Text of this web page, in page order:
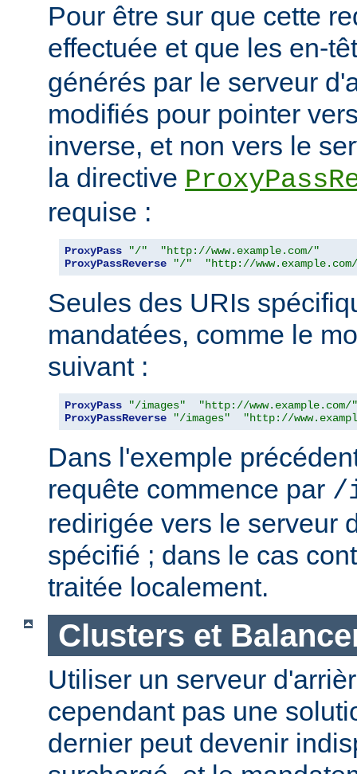
Pour être sur que cette
effectuée et que les en-
générés par le serveur
modifiés pour pointer
inverse, et non vers le
la directive
requise :
ProxyPass "/"
"http://www.example.com/"
ProxyPassReverse
"/" "http://
Seules des URIs
mandatées, comme le
suivant :
ProxyPass "/images"
"http://www.example.com/"
ProxyPassReverse
"/images" "http://
Dans l'exemple
requête commence par /
redirigée vers le serveur
spécifié ; dans le cas
traitée localement.
Clusters et
Utiliser un serveur
cependant pas une
dernier peut devenir